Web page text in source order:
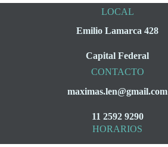
LOCAL
Emilio Lamarca 428
Capital Federal
CONTACTO
maximas.len@gmail.com
11 2592 9290
HORARIOS